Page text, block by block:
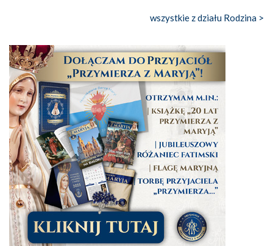
wszystkie z działu Rodzina >